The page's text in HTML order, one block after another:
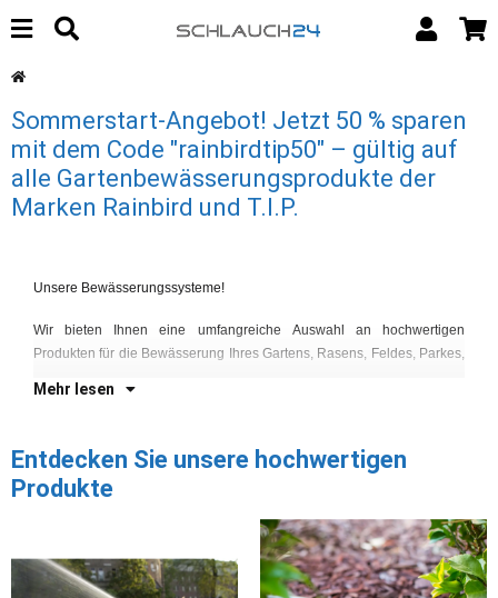
Sommerstart-Angebot! Jetzt 50 % sparen
mit dem Code "rainbirdtip50" – gültig auf
alle Gartenbewässerungsprodukte der
Marken Rainbird und T.I.P.
Unsere Bewässerungssysteme!
Wir bieten Ihnen eine umfangreiche Auswahl an hochwertigen
Produkten für die Bewässerung Ihres Gartens, Rasens, Feldes, Parkes,
Mehr lesen
Entdecken Sie unsere hochwertigen
Produkte